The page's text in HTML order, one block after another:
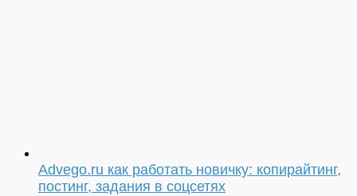
Advego.ru как работать новичку: копирайтинг,
постинг, задания в соцсетях